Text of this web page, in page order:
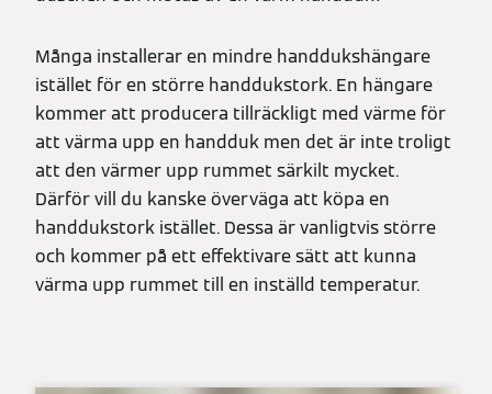
Många installerar en mindre handdukshängare
istället för en större handdukstork. En hängare
kommer att producera tillräckligt med värme för
att värma upp en handduk men det är inte troligt
att den värmer upp rummet särkilt mycket.
Därför vill du kanske överväga att köpa en
handdukstork istället. Dessa är vanligtvis större
och kommer på ett effektivare sätt att kunna
värma upp rummet till en inställd temperatur.